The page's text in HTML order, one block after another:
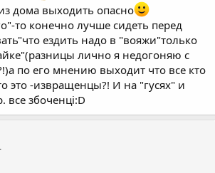
дома выходить опасно
то конечно лучше сидеть перед
ездить надо в "вояжи"только
лично я недогоняю с
по его мнению выходит что все кто
это -извращенцы?! И на "гусях" и
все збоченці:D